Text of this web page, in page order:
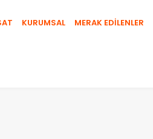
KURUMSAL MERAK EDİLENLER